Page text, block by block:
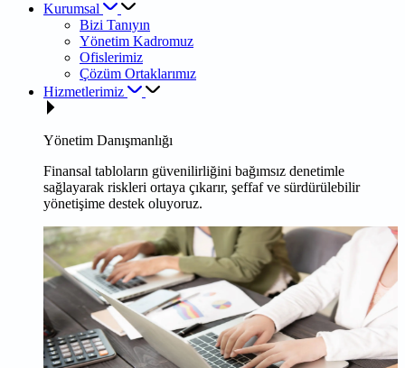
Kurumsal
Bizi Tanıyın
Yönetim Kadromuz
Ofislerimiz
Çözüm Ortaklarımız
Hizmetlerimiz
Yönetim Danışmanlığı
Finansal tabloların güvenilirliğini bağımsız denetimle
sağlayarak riskleri ortaya çıkarır, şeffaf ve sürdürülebilir
yönetişime destek oluyoruz.